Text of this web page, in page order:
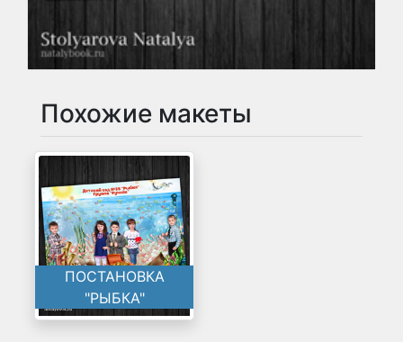
Похожие макеты
ПОСТАНОВКА
"РЫБКА"